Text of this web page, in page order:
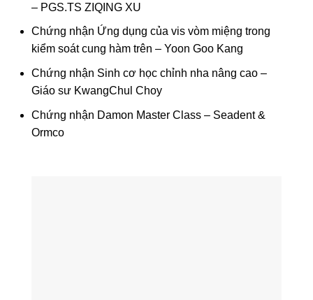
– PGS.TS ZIQING XU
Chứng nhận Ứng dụng của vis vòm miệng trong
kiểm soát cung hàm trên – Yoon Goo Kang
Chứng nhận Sinh cơ học chỉnh nha nâng cao –
Giáo sư KwangChul Choy
Chứng nhận Damon Master Class – Seadent &
Ormco